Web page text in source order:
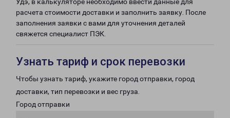
расчета стоимости доставки и заполнить заявку. После
заполнения заявки с вами для уточнения деталей
свяжется специалист ПЭК.
Узнать тариф и срок перевозки
Чтобы узнать тариф, укажите город отправки, город
доставки, тип перевозки и вес груза.
Город отправки